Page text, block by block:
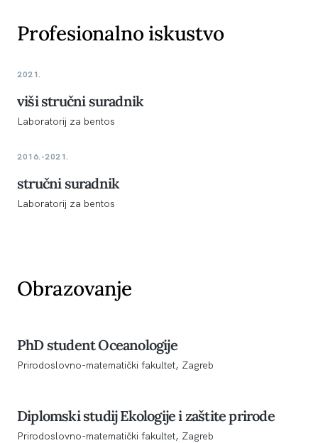
Profesionalno iskustvo
2021.
viši stručni suradnik
Laboratorij za bentos
2016.-2021.
stručni suradnik
Laboratorij za bentos
Obrazovanje
PhD student Oceanologije
Prirodoslovno-matematički fakultet, Zagreb
Diplomski studij Ekologije i zaštite prirode
Prirodoslovno-matematički fakultet, Zagreb